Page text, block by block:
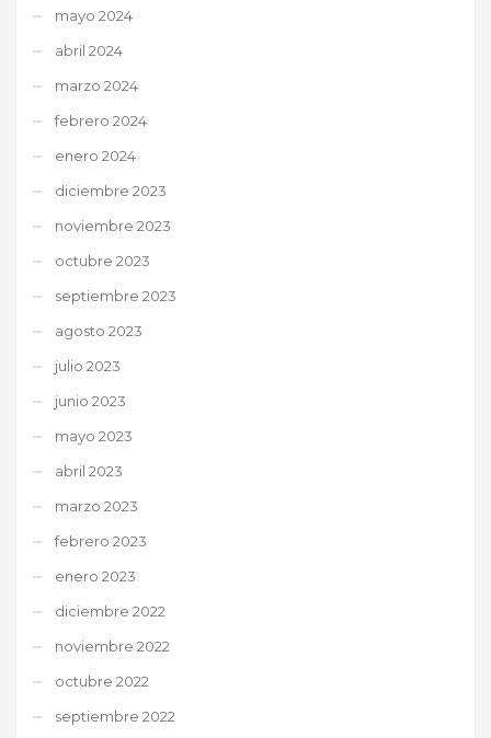
mayo 2024
abril 2024
marzo 2024
febrero 2024
enero 2024
diciembre 2023
noviembre 2023
octubre 2023
septiembre 2023
agosto 2023
julio 2023
junio 2023
mayo 2023
abril 2023
marzo 2023
febrero 2023
enero 2023
diciembre 2022
noviembre 2022
octubre 2022
septiembre 2022